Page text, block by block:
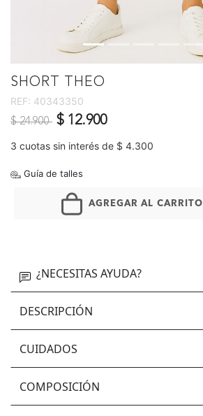
SHORT THEO
REF: 40343350
Precio reducido de
$ 24.900 a$ 12.900
3 cuotas sin interés de $ 4.300
Guía de talles
AGREGAR AL CARRITO
¿NECESITAS AYUDA?
DESCRIPCIÓN
CUIDADOS
COMPOSICIÓN